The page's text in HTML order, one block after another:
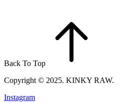
Back To Top
Copyright © 2025. KINKY RAW.
Instagram